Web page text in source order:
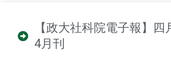
【政大社科院電子報】
4月刊